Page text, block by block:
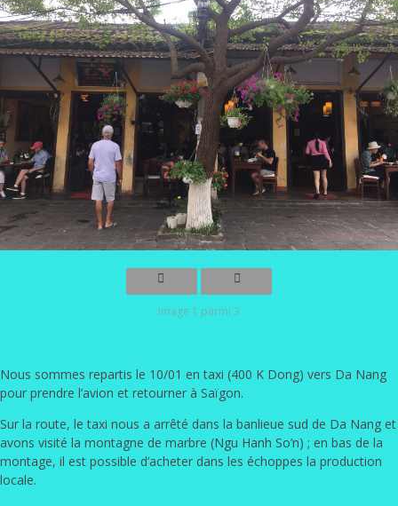
Image 1 parmi 3
Nous sommes repartis le 10/01 en taxi (400 K Dong) vers Da Nang
pour prendre l’avion et retourner à Saïgon.
Sur la route, le taxi nous a arrêté dans la banlieue sud de Da Nang et
avons visité la montagne de marbre (Ngu Hanh So’n) ; en bas de la
montage, il est possible d’acheter dans les échoppes la production
locale.